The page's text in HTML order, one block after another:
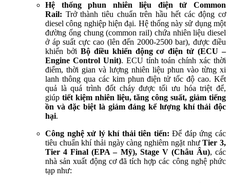
Hệ thống phun nhiên liệu điện tử Common
Rail: Trở thành tiêu chuẩn trên hầu hết các động cơ
diesel công nghiệp hiện đại. Hệ thống này sử dụng một
đường ống chung (common rail) chứa nhiên liệu diesel
ở áp suất cực cao (lên đến 2000-2500 bar), được điều
khiển bởi Bộ điều khiển động cơ điện tử (ECU –
Engine Control Unit). ECU tính toán chính xác thời
điểm, thời gian và lượng nhiên liệu phun vào từng xi
lanh thông qua các kim phun điện tử tốc độ cao. Kết
quả là quá trình đốt cháy được tối ưu hóa triệt để,
giúp tiết kiệm nhiên liệu, tăng công suất, giảm tiếng
ồn và đặc biệt là giảm đáng kể lượng khí thải độc
hại.
Công nghệ xử lý khí thải tiên tiến: Để đáp ứng các
tiêu chuẩn khí thải ngày càng nghiêm ngặt nhưTier 3,
Tier 4 Final (EPA – Mỹ), Stage V (Châu Âu), các
nhà sản xuất động cơ đã tích hợp các công nghệ phức
tạp như: